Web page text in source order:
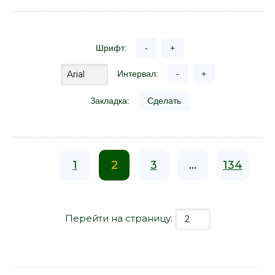
Шрифт: - +
Интервал: - +
Закладка: Сделать
1 2 3 ... 134
Перейти на страницу: